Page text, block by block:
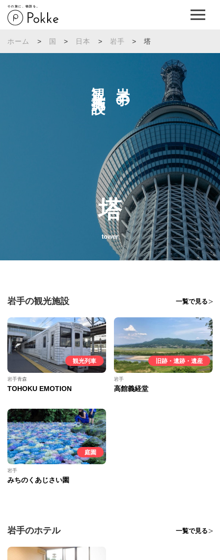
その旅に、物語を。
ホーム > 国 > 日本 > 岩手 > 塔
岩手の
観光施設へ
塔
tower
岩手の観光施設 一覧で見る
観光列車
岩手青森
TOHOKU EMOTION
旧跡・遺跡・遺産
岩手
高館義経堂
庭園
岩手
みちのくあじさい園
岩手のホテル 一覧で見る